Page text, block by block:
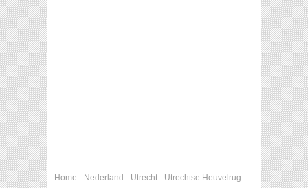
Home - Nederland - Utrecht - Utrechtse Heuvelrug